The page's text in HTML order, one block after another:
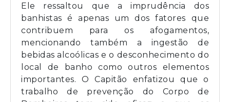
Ele ressaltou que a imprudência dos
banhistas é apenas um dos fatores que
contribuem para os afogamentos,
mencionando também a ingestão de
bebidas alcoólicas e o desconhecimento do
local de banho como outros elementos
importantes. O Capitão enfatizou que o
trabalho de prevenção do Corpo de